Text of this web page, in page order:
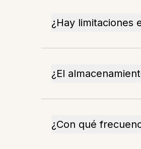
¿Hay limitaciones
¿El
¿Con qué